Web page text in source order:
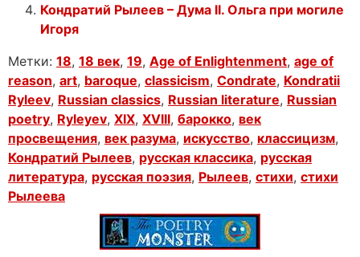
Кондратий Рылеев – Дума II. Ольга при могиле
Игоря
Метки: 18, 18 век, 19, Age of Enlightenment, age of
reason, art, baroque, classicism, Condrate, Kondratii
Ryleev, Russian classics, Russian literature, Russian
poetry, Ryleyev, XIX, XVIII, барокко, век
просвещения, век разума, искусство, классицизм,
Кондратий Рылеев, русская классика, русская
литература, русская поэзия, Рылеев, стихи, стихи
Рылеева